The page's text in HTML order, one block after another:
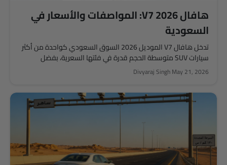
هافال V7 2026: المواصفات والأسعار في
السعودية
تدخل هافال V7 الموديل 2026 السوق السعودي كواحدة من أكثر
سيارات SUV متوسطة الحجم قدرة في فئتها السعرية، بفضل
منظومة...
Divyaraj SinghMay 21, 2026